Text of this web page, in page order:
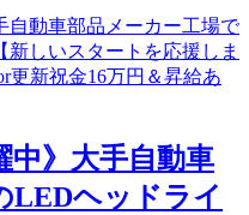
中》大手自動車
LEDヘッドライ